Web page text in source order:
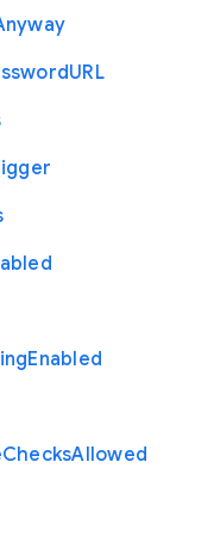
URL
Enabled
ChecksAllowed